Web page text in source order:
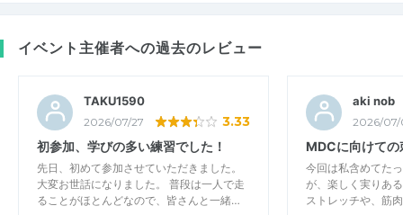
イベント主催者への過去のレビュー
TAKU1590
2026/07/27 3.33
初参加、学びの多い練習でした！
先日、初めて参加させていただきました。
大変お世話になりました。 普段は一人で走
ることがほとんどなので、皆さんと一緒…
aki nob
2026/
MDCに向けての
今回は私含めてた
が、楽しく実りあ
ストレッチや、筋